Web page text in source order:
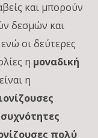
και μπορούν
δεσμών και
οι δεύτερες
η μοναδική
η
ιονίζουσες
πολύ